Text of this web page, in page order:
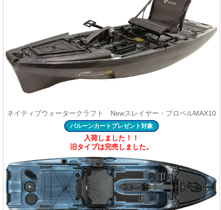
ネイティブウォータークラフト Newスレイヤー・プロペルMAX10
バルーンカートプレゼント対象
入荷しました！！
旧タイプは完売しました。